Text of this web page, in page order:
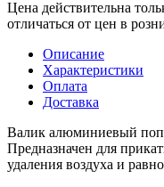
Цена действительна
отличаться от цен в
Описание
Характеристики
Оплата
Доставка
Валик алюминиевый
Предназначен для
удаления воздуха и